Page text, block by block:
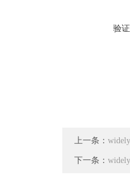
验
上一条：
下一条：